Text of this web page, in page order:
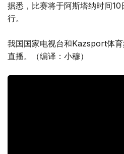
据悉，比赛将于阿斯塔纳时间
行。
我国国家电视台和Kazsport体
直播。（编译：小穆）